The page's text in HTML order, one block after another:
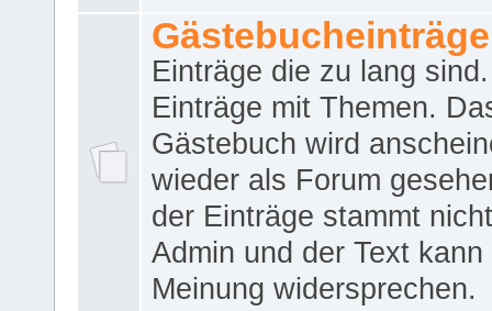
Gästebucheinträge
Einträge die zu lang
Einträge mit Themen.
Gästebuch wird
wieder als Forum
der Einträge stammt
Admin und der Text kann
Meinung widersprechen.